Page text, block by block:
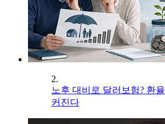
2.
노후 대비로 달러보험? 환
커진다